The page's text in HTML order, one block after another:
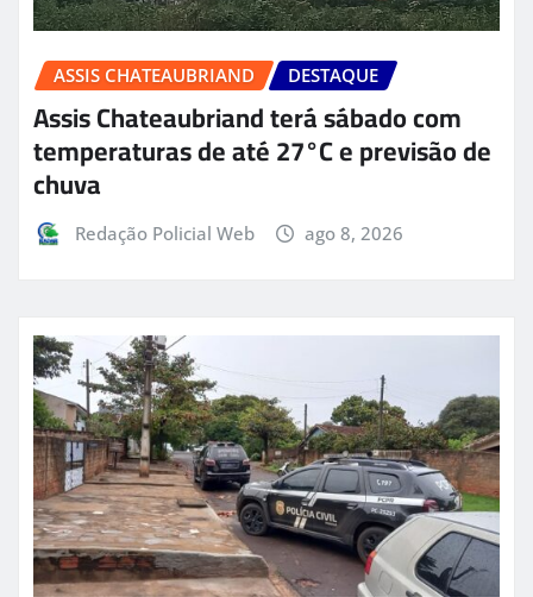
ASSIS CHATEAUBRIAND DESTAQUE
Assis Chateaubriand terá sábado com
temperaturas de até 27°C e previsão de
chuva
Redação Policial Web ago 8, 2026